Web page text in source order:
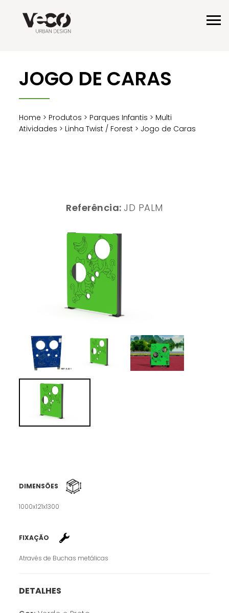
JOGO DE CARAS
Home > Produtos > Parques Infantis > Multi
Atividades > Linha Twist / Forest > Jogo de Caras
Referência: JD PALM
DIMENSÕES
1000x121x1300
FIXAÇÃO
Através de Buchas metálicas
DETALHES